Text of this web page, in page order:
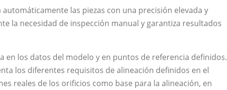
las piezas con una precisión elevada y
la necesidad de inspección manual y garantiza resultados
en los datos del modelo y en puntos de referencia definidos.
los diferentes requisitos de alineación definidos en el
reales de los orificios como base para la alineación, en